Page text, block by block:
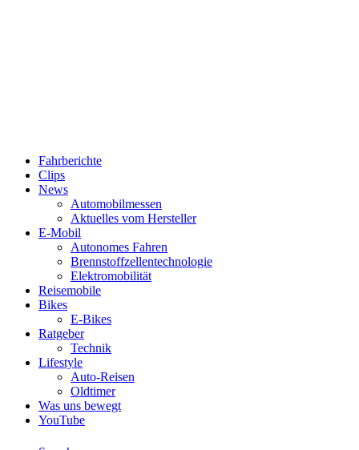
Fahrberichte
Clips
News
Automobilmessen
Aktuelles vom Hersteller
E-Mobil
Autonomes Fahren
Brennstoffzellentechnologie
Elektromobilität
Reisemobile
Bikes
E-Bikes
Ratgeber
Technik
Lifestyle
Auto-Reisen
Oldtimer
Was uns bewegt
YouTube